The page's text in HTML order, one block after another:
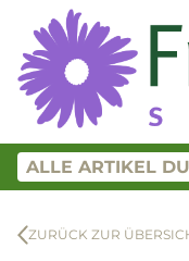
ZURÜCK ZUR